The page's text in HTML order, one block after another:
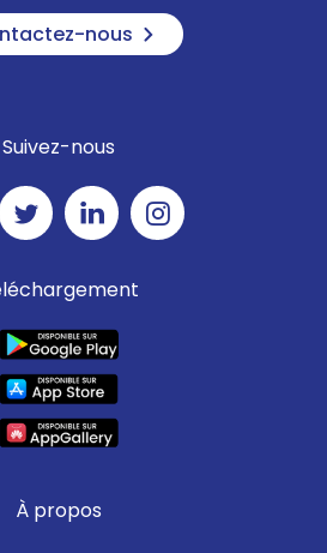
nous
Suivez-nous
À propos